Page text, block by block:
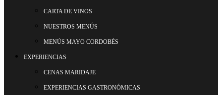
CARTA DE VINOS
NUESTROS MENÚS
MENÚS MAYO CORDOBÉS
EXPERIENCIAS
CENAS MARIDAJE
EXPERIENCIAS GASTRONÓMICAS